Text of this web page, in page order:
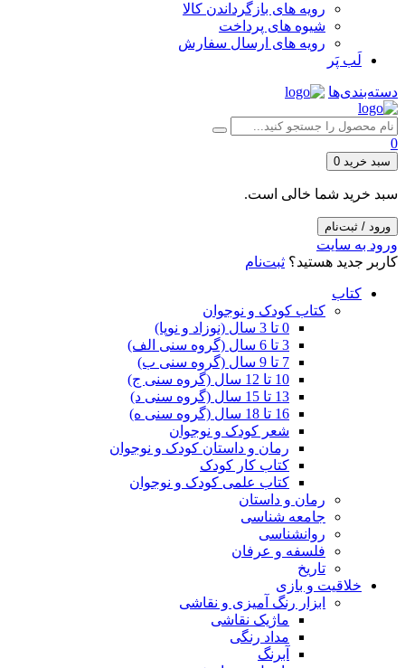
رویه های بازگرداندن کالا
شیوه های پرداخت
رویه های ارسال سفارش
لَب پَر
دسته‌بندی‌ها
0
سبد خرید 0
سبد خرید شما خالی است.
ورود / ثبت‌نام
ورود به سایت
کاربر جدید هستید؟ ثبت‌نام
کتاب
کتاب کودک و نوجوان
0 تا 3 سال (نوزاد و نوپا)
3 تا 6 سال (گروه سنی الف)
7 تا 9 سال (گروه سنی ب)
10 تا 12 سال (گروه سنی ج)
13 تا 15 سال (گروه سنی د)
16 تا 18 سال (گروه سنی ه)
شعر کودک و نوجوان
رمان و داستان کودک و نوجوان
کتاب کار کودک
کتاب علمی کودک و نوجوان
رمان و داستان
جامعه شناسی
روانشناسی
فلسفه و عرفان
تاریخ
خلاقیت و بازی
ابزار رنگ آمیزی و نقاشی
ماژیک نقاشی
مداد رنگی
آبرنگ